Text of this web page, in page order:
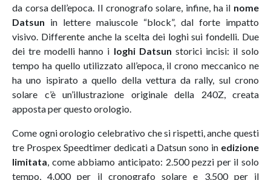
da corsa dell’epoca. Il cronografo solare, infine, ha il nome
Datsun in lettere maiuscole “block”, dal forte impatto
visivo. Differente anche la scelta dei loghi sui fondelli. Due
dei tre modelli hanno i loghi Datsun storici incisi: il solo
tempo ha quello utilizzato all’epoca, il crono meccanico ne
ha uno ispirato a quello della vettura da rally, sul crono
solare c’è un’illustrazione originale della 240Z, creata
apposta per questo orologio.
Come ogni orologio celebrativo che si rispetti, anche questi
tre Prospex Speedtimer dedicati a Datsun sono in edizione
limitata, come abbiamo anticipato: 2.500 pezzi per il solo
tempo, 4.000 per il cronografo solare e 3.500 per il